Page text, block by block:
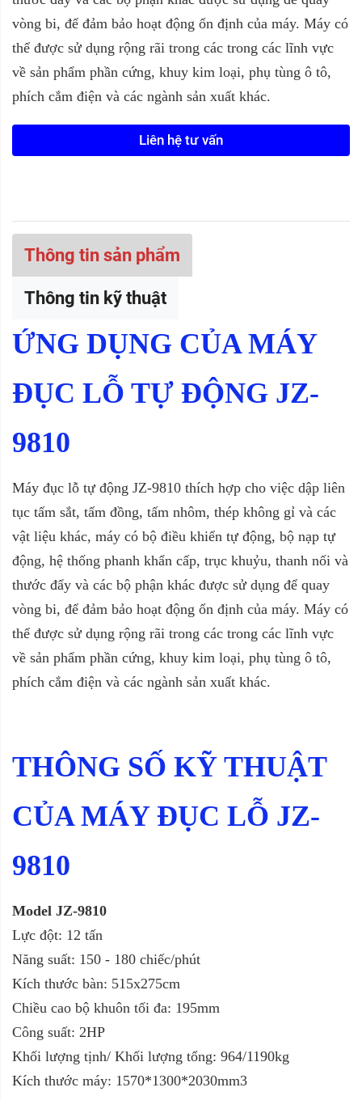
vòng bi, để đảm bảo hoạt động ổn định của máy. Máy có
thể được sử dụng rộng rãi trong các trong các lĩnh vực
về sản phẩm phần cứng, khuy kim loại, phụ tùng ô tô,
phích cắm điện và các ngành sản xuất khác.
Liên hệ tư vấn
Thông tin sản phẩm
Thông tin kỹ thuật
ỨNG DỤNG CỦA MÁY
ĐỤC LỖ TỰ ĐỘNG JZ-
9810
Máy đục lỗ tự động JZ-9810 thích hợp cho việc dập liên
tục tấm sắt, tấm đồng, tấm nhôm, thép không gỉ và các
vật liệu khác, máy có bộ điều khiển tự động, bộ nạp tự
động, hệ thống phanh khẩn cấp, trục khuỷu, thanh nối và
thước đẩy và các bộ phận khác được sử dụng để quay
vòng bi, để đảm bảo hoạt động ổn định của máy. Máy có
thể được sử dụng rộng rãi trong các trong các lĩnh vực
về sản phẩm phần cứng, khuy kim loại, phụ tùng ô tô,
phích cắm điện và các ngành sản xuất khác.
THÔNG SỐ KỸ THUẬT
CỦA MÁY ĐỤC LỖ JZ-
9810
Model JZ-9810
Lực đột: 12 tấn
Năng suất: 150 - 180 chiếc/phút
Kích thước bàn: 515x275cm
Chiều cao bộ khuôn tối đa: 195mm
Công suất: 2HP
Khối lượng tịnh/ Khối lượng tổng: 964/1190kg
Kích thước máy: 1570*1300*2030mm3